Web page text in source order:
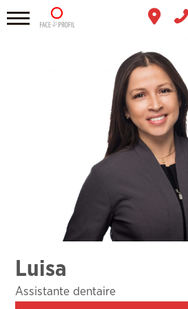
Luisa
Assistante dentaire